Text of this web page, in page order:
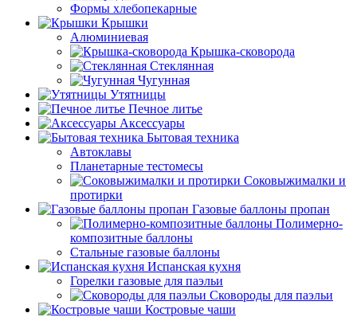
Формы хлебопекарные
Крышки
Алюминиевая
Крышка-сковорода
Стеклянная
Чугунная
Утятницы
Печное литье
Аксессуары
Бытовая техника
Автоклавы
Планетарные тестомесы
Соковыжималки и
протирки
Газовые баллоны пропан
Полимерно-
композитные баллоны
Стальные газовые баллоны
Испанская кухня
Горелки газовые для паэльи
Сковороды для паэльи
Костровые чаши